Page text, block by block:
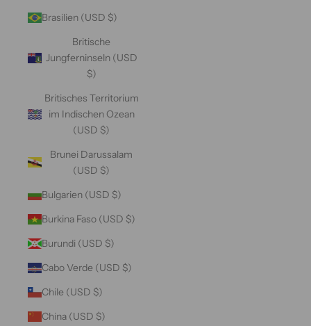
Brasilien (USD $)
Britische
Jungferninseln (USD
$)
Britisches Territorium
im Indischen Ozean
(USD $)
Brunei Darussalam
(USD $)
Bulgarien (USD $)
Burkina Faso (USD $)
Burundi (USD $)
Cabo Verde (USD $)
Chile (USD $)
China (USD $)